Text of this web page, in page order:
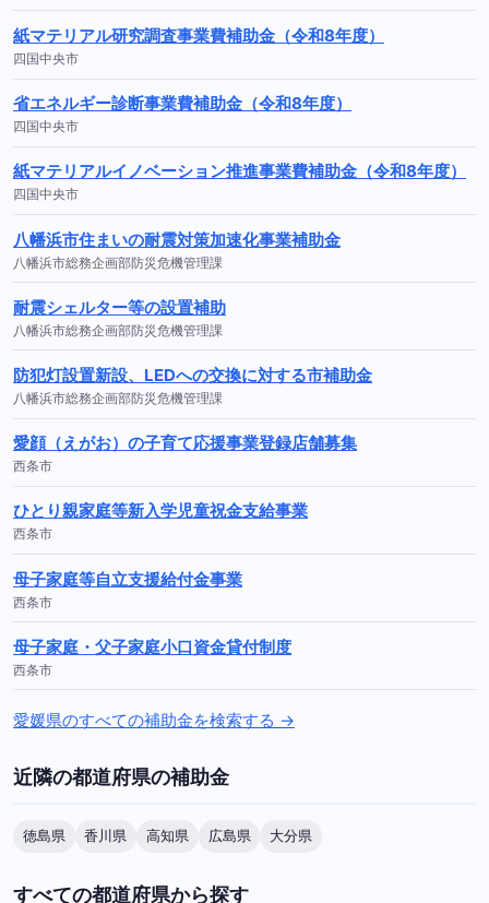
紙マテリアル研究調査事業費補助金（令和8年度）
四国中央市
省エネルギー診断事業費補助金（令和8年度）
四国中央市
紙マテリアルイノベーション推進事業費補助金（令和8年度）
四国中央市
八幡浜市住まいの耐震対策加速化事業補助金
八幡浜市総務企画部防災危機管理課
耐震シェルター等の設置補助
八幡浜市総務企画部防災危機管理課
防犯灯設置新設、LEDへの交換に対する市補助金
八幡浜市総務企画部防災危機管理課
愛顔（えがお）の子育て応援事業登録店舗募集
西条市
ひとり親家庭等新入学児童祝金支給事業
西条市
母子家庭等自立支援給付金事業
西条市
母子家庭・父子家庭小口資金貸付制度
西条市
愛媛県のすべての補助金を検索する →
近隣の都道府県の補助金
徳島県 香川県 高知県 広島県 大分県
すべての都道府県から探す